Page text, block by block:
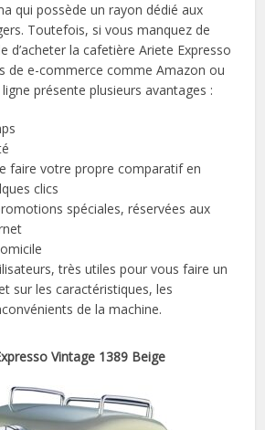
qui possède un rayon dédié aux
Toutefois, si vous manquez de
d’acheter la cafetière Ariete Expresso
de e-commerce comme Amazon ou
ligne présente plusieurs avantages :
faire votre propre comparatif en
clics
spéciales, réservées aux
très utiles pour vous faire un
sur les caractéristiques, les
de la machine.
Vintage 1389 Beige